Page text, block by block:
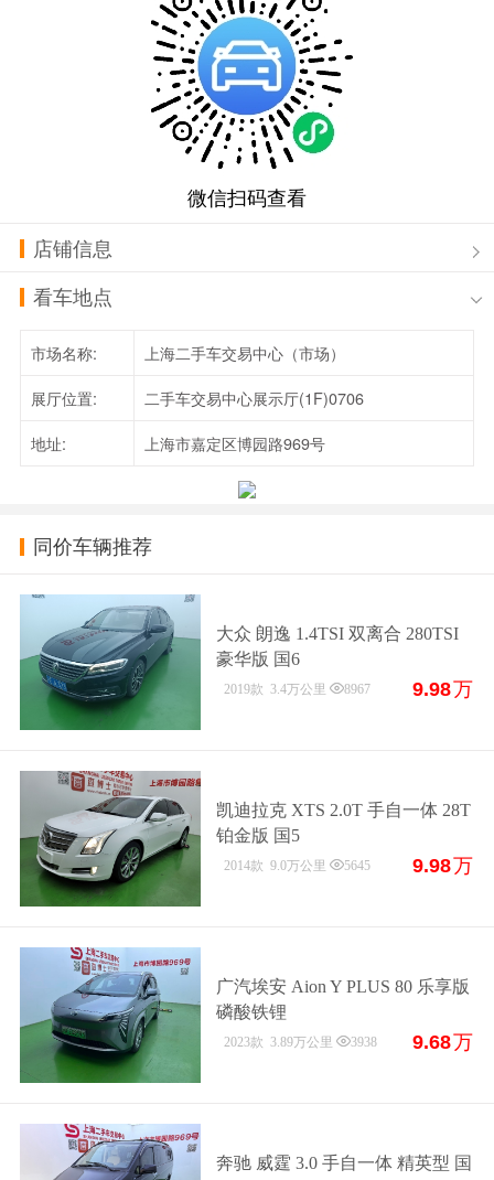
微信扫码查看
店铺信息
看车地点
市场名称:
上海二手车交易中心（市场）
展厅位置:
二手车交易中心展示厅(1F)0706
地址:
上海市嘉定区博园路969号
同价车辆推荐
大众 朗逸 1.4TSI 双离合 280TSI
豪华版 国6
9.98万
2019款 3.4万公里 8967
凯迪拉克 XTS 2.0T 手自一体 28T
铂金版 国5
9.98万
2014款 9.0万公里 5645
广汽埃安 Aion Y PLUS 80 乐享版
磷酸铁锂
9.68万
2023款 3.89万公里 3938
奔驰 威霆 3.0 手自一体 精英型 国